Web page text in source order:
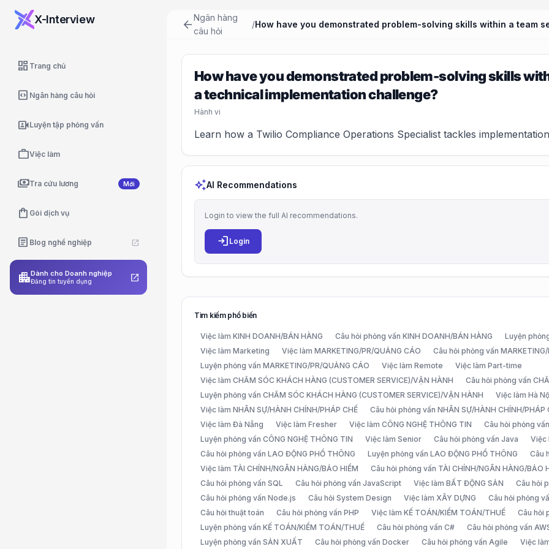
X-Interview
dashboard Trang chủ
code_blocks Ngân hàng câu hỏi
video_camera_frontLuyện tập phỏng vấn
workViệc làm
paymentsTra cứu lương Mới
shopping_bag Gói dịch vụ
article Blog nghề nghiệp open_in_new
apartmentDành cho Doanh nghiệp
Đăng tin tuyển dụng open_in_new
arrow_backNgân hàng
câu hỏi
/
How have you demonstrated problem-solving skills
a technical implementation challenge?
Hành vi
Learn how a Twilio Compliance Operations Specialist tackles
auto_awesomeAI Recommendations
Login to view the full AI recommendations.
login Login
Tìm kiếm phổ biến
Việc làm KINH DOANH/BÁN HÀNG Câu hỏi phỏng vấn KINH DOANH/BÁN HÀNG Luyện
Việc làm Marketing
Việc làm MARKETING/PR/QUẢNG CÁO
Câu hỏi phỏng vấn
Luyện phỏng vấn MARKETING/PR/QUẢNG CÁO
Việc làm Remote
Việc làm Part-time
Việc làm CHĂM SÓC KHÁCH HÀNG (CUSTOMER SERVICE)/VẬN HÀNH
Câu hỏi phỏng vấn
Luyện phỏng vấn CHĂM SÓC KHÁCH HÀNG (CUSTOMER SERVICE)/VẬN HÀNH
Việc làm Hà
Việc làm NHÂN SỰ/HÀNH CHÍNH/PHÁP CHẾ
Câu hỏi phỏng vấn NHÂN SỰ/HÀNH CHÍNH/PHÁP
Việc làm Đà Nẵng
Việc làm Fresher Việc làm CÔNG NGHỆ THÔNG TIN
Câu hỏi phỏng
Luyện phỏng vấn CÔNG NGHỆ THÔNG TIN
Việc làm Senior Câu hỏi phỏng vấn Java
Việc
Câu hỏi phỏng vấn LAO ĐỘNG PHỔ THÔNG
Luyện phỏng vấn LAO ĐỘNG PHỔ THÔNG Câu
Việc làm TÀI CHÍNH/NGÂN HÀNG/BẢO HIỂM
Câu hỏi phỏng vấn TÀI CHÍNH/NGÂN HÀNG/BẢO
Câu hỏi phỏng vấn SQL
Câu hỏi phỏng vấn JavaScript Việc làm BẤT ĐỘNG SẢN Câu hỏi
Câu hỏi phỏng vấn Node.js
Câu hỏi System Design Việc làm XÂY DỰNG Câu hỏi phỏng
Câu hỏi thuật toán
Câu hỏi phỏng vấn PHP Việc làm KẾ TOÁN/KIỂM TOÁN/THUẾ
Câu hỏi
Luyện phỏng vấn KẾ TOÁN/KIỂM TOÁN/THUẾ
Câu hỏi phỏng vấn C# Câu hỏi phỏng vấn
Luyện phỏng vấn SẢN XUẤT
Câu hỏi phỏng vấn Docker Câu hỏi phỏng vấn Agile Việc